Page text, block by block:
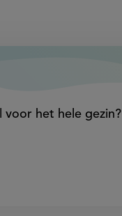
voor het hele gezin?